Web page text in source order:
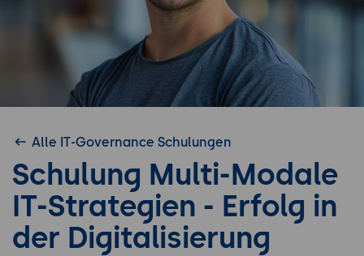
Alle IT-Governance Schulungen
Schulung Multi-Modale
IT-Strategien - Erfolg in
der Digitalisierung